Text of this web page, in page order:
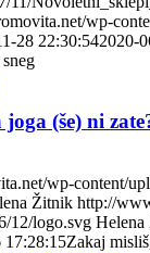
wp-
28 22:30:542020-
(še) ni
wp-content/
Žitnik http://
12/logo.svg
17:28:15Zakaj